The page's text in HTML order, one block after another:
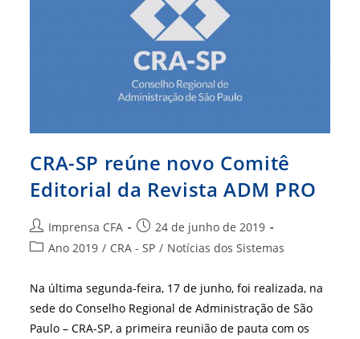
CRA-SP reúne novo Comitê
Editorial da Revista ADM PRO
Autor
do
Imprensa CFA
Post
publicado:
24 de junho de 2019
Categoria
post:
Ano 2019 / CRA - SP / Notícias dos Sistemas
Na última segunda-feira, 17 de junho, foi realizada, na
sede do Conselho Regional de Administração de São
Paulo – CRA-SP, a primeira reunião de pauta com os